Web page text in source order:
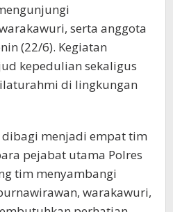
serta anggota
(22/6). Kegiatan
kepedulian sekaligus
di lingkungan
dibagi menjadi empat tim
pejabat utama Polres
tim menyambangi
warakawuri,